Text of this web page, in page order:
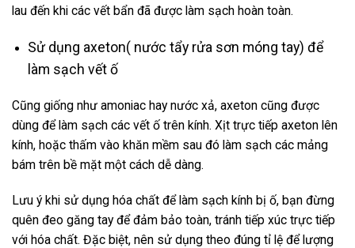
lau đến khi các vết bẩn đã được làm sạch hoàn toàn.
Sử dụng axeton( nước tẩy rửa sơn móng tay) để
làm sạch vết ố
Cũng giống như amoniac hay nước xả, axeton cũng được
dùng để làm sạch các vết ố trên kính. Xịt trực tiếp axeton lên
kính, hoặc thấm vào khăn mềm sau đó làm sạch các mảng
bám trên bề mặt một cách dễ dàng.
Lưu ý khi sử dụng hóa chất đểlàm sạch kính bị ố, bạn đừng
quên đeo găng tay để đảm bảo toàn, tránh tiếp xúc trực tiếp
với hóa chất. Đặc biệt, nên sử dụng theo đúng tỉ lệ để lượng